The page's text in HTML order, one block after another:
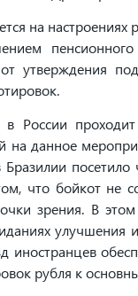
на настроениях
утверждения
России
данное
что бойкот не
зрения. В
улучшения
иностранцев
рубля к